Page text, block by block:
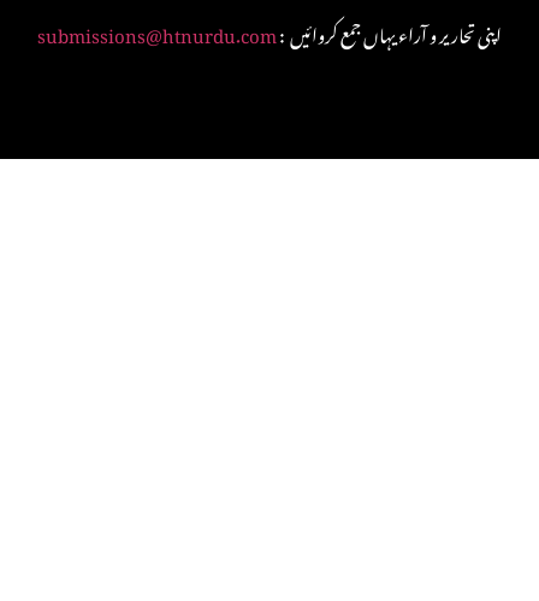
submissions@htnurdu.com : اپنی تحاریر و آراء یہاں جمع کروائیں